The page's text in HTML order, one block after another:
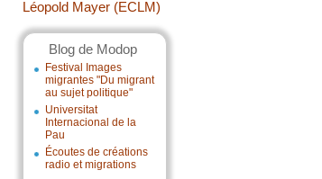
Léopold Mayer (ECLM)
Blog de Modop
Festival Images
migrantes "Du migrant
au sujet politique"
Universitat
Internacional de la
Pau
Écoutes de créations
radio et migrations